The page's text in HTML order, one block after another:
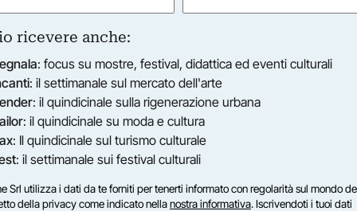
ricevere anche:
: focus su mostre, festival, didattica ed eventi culturali
: il settimanale sul mercato dell'arte
: il quindicinale sulla rigenerazione urbana
: il quindicinale su moda e cultura
: Il quindicinale sul turismo culturale
: il settimanale sui festival culturali
Srl utilizza i dati da te forniti per tenerti informato con regolarità sul mondo
della privacy come indicato nellanostra informativa. Iscrivendoti i tuoi dati